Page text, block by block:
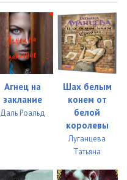
Агнец на
заклание
Даль Роальд
Шах белым
конем от
белой
королевы
Луганцева
Татьяна